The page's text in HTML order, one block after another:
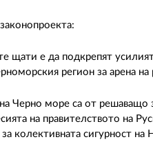
щати е да подкрепят
регион за арена на
Черно море са от решаващо
на правителството на
колективната сигурност на